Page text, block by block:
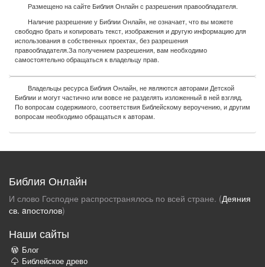
Размещено на сайте Библия Онлайн с разрешения правообладателя.
Наличие разрешение у Библии Онлайн, не означает, что вы можете
свободно брать и копировать текст, изображения и другую информацию для
использования в собственных проектах, без разрешения
правообладателя.За получением разрешения, вам необходимо
самостоятельно обращаться к владельцу прав.
Владельцы ресурса Библия Онлайн, не являются авторами Детской
Библии и могут частично или вовсе не разделять изложенный в ней взгляд.
По вопросам содержимого, соответствия Библейскому вероучению, и другим
вопросам необходимо обращаться к авторам.
Библия Онлайн
И слово Господне распространялось по всей стране. (Деяния
св. aпостолов)
Наши сайты
Блог
Библейское древо